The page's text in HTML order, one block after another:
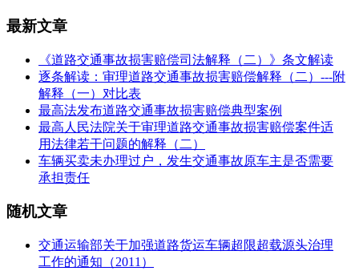
最新文章
《道路交通事故损害赔偿司法解释（二）》条文解读
逐条解读：审理道路交通事故损害赔偿解释（二）---附
解释（一）对比表
最高法发布道路交通事故损害赔偿典型案例
最高人民法院关于审理道路交通事故损害赔偿案件适
用法律若干问题的解释（二）
车辆买卖未办理过户，发生交通事故原车主是否需要
承担责任
随机文章
交通运输部关于加强道路货运车辆超限超载源头治理
工作的通知（2011）